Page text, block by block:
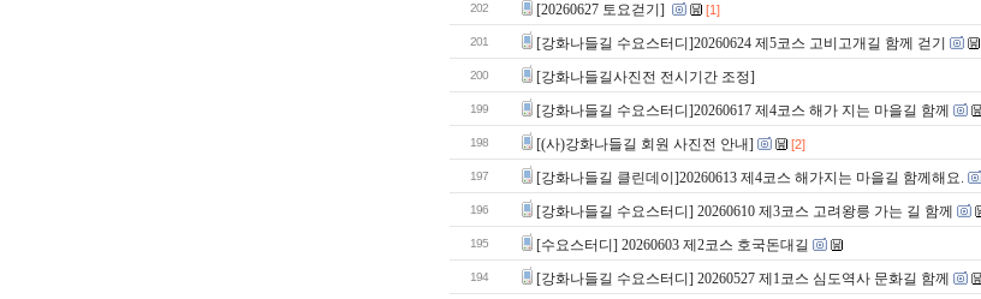
202 [20260627 토요걷기] [1]
201 [강화나들길 수요스터디]20260624 제5코스 고비고개길 함께 걷기
200 [강화나들길사진전 전시기간 조정]
199 [강화나들길 수요스터디]20260617 제4코스 해가 지는 마을길 함께
198 [(사)강화나들길 회원 사진전 안내] [2]
197 [강화나들길 클린데이]20260613 제4코스 해가지는 마을길 함께해요.
196 [강화나들길 수요스터디] 20260610 제3코스 고려왕릉 가는 길 함께
195 [수요스터디] 20260603 제2코스 호국돈대길
194 [강화나들길 수요스터디] 20260527 제1코스 심도역사 문화길 함께